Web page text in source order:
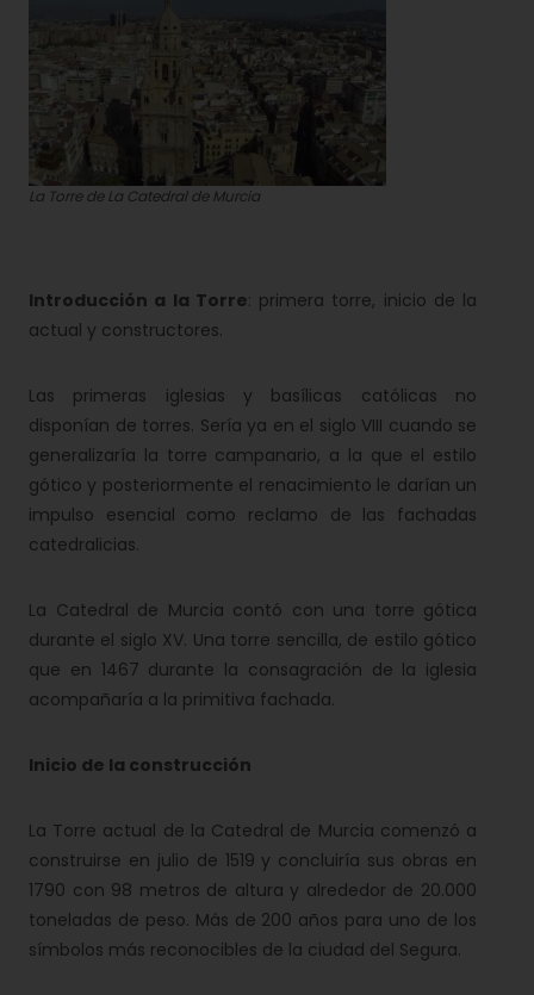
La Torre de La Catedral de Murcia
Introducción a la Torre: primera torre, inicio de la
actual y constructores.
Las primeras iglesias y basílicas católicas no
disponían de torres. Sería ya en el siglo VIII cuando se
generalizaría la torre campanario, a la que el estilo
gótico y posteriormente el renacimiento le darían un
impulso esencial como reclamo de las fachadas
catedralicias.
La Catedral de Murcia contó con una torre gótica
durante el siglo XV. Una torre sencilla, de estilo gótico
que en 1467 durante la consagración de la iglesia
acompañaría a la primitiva fachada.
Inicio de la construcción
La Torre actual de la Catedral de Murcia comenzó a
construirse en julio de 1519 y concluiría sus obras en
1790 con 98 metros de altura y alrededor de 20.000
toneladas de peso. Más de 200 años para uno de los
símbolos más reconocibles de la ciudad del Segura.